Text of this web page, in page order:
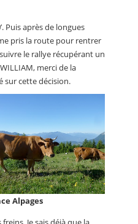
Puis après de longues
pris la route pour rentrer
le rallye récupérant un
merci de la
sur cette décision.
Alpages